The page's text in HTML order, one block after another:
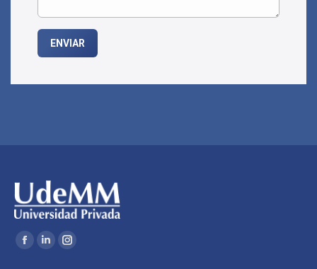
Encuéntranos en:
Facebook
LinkedinInstagram